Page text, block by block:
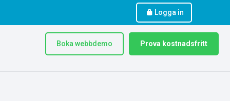
Logga in
Boka webbdemo Prova kostnadsfritt